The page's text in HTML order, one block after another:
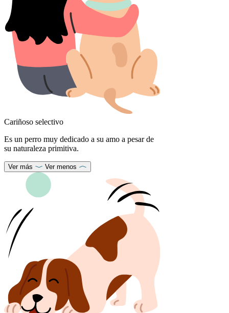
Cariñoso selectivo
Es un perro muy dedicado a su amo a pesar de
su naturaleza primitiva.
Ver más Ver menos